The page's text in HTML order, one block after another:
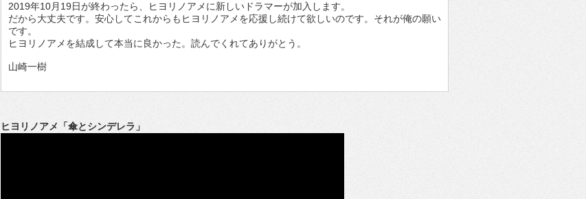
2019年10月19日が終わったら、ヒヨリノアメに新しいドラマーが加入します。
だから大丈夫です。安心してこれからもヒヨリノアメを応援し続けて欲しいのです。それが俺の願い
です。
ヒヨリノアメを結成して本当に良かった。読んでくれてありがとう。
山崎一樹
ヒヨリノアメ「傘とシンデレラ」